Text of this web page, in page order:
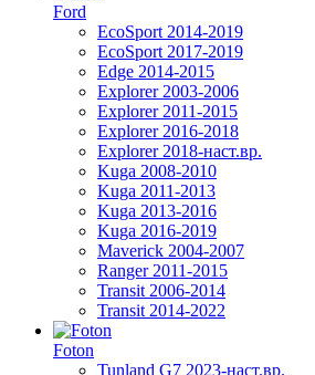
Ford
EcoSport 2014-2019
EcoSport 2017-2019
Edge 2014-2015
Explorer 2003-2006
Explorer 2011-2015
Explorer 2016-2018
Explorer 2018-наст.вр.
Kuga 2008-2010
Kuga 2011-2013
Kuga 2013-2016
Kuga 2016-2019
Maverick 2004-2007
Ranger 2011-2015
Transit 2006-2014
Transit 2014-2022
Foton
Tunland G7 2023-наст.вр.